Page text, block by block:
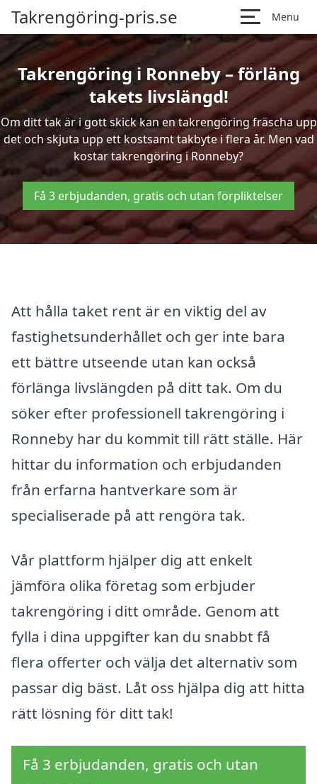
Takrengöring-pris.se Menu
Takrengöring i Ronneby – förläng
takets livslängd!
Om ditt tak är i gott skick kan en takrengöring fräscha upp
det och skjuta upp ett kostsamt takbyte i flera år. Men vad
kostar takrengöring i Ronneby?
Få 3 erbjudanden, gratis och utan förpliktelser
Att hålla taket rent är en viktig del av
fastighetsunderhållet och ger inte bara
ett bättre utseende utan kan också
förlänga livslängden på ditt tak. Om du
söker efter professionell takrengöring i
Ronneby har du kommit till rätt ställe. Här
hittar du information och erbjudanden
från erfarna hantverkare som är
specialiserade på att rengöra tak.
Vår plattform hjälper dig att enkelt
jämföra olika företag som erbjuder
takrengöring i ditt område. Genom att
fylla i dina uppgifter kan du snabbt få
flera offerter och välja det alternativ som
passar dig bäst. Låt oss hjälpa dig att hitta
rätt lösning för ditt tak!
Få 3 erbjudanden, gratis och utan